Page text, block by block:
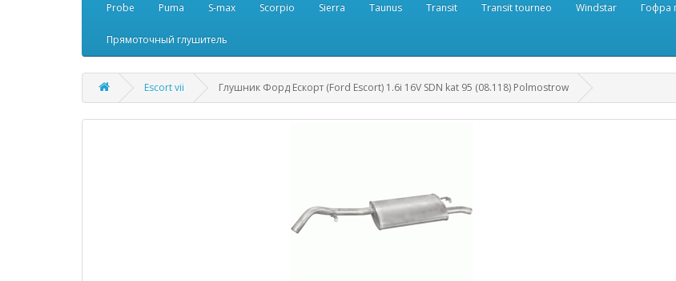
Probe Puma S-max Scorpio Sierra Taunus Transit Transit tourneo Windstar Гофра
Прямоточный глушитель
Escort vii Глушник Форд Ескорт (Ford Escort) 1.6i 16V SDN kat 95 (08.118) Polmostrow